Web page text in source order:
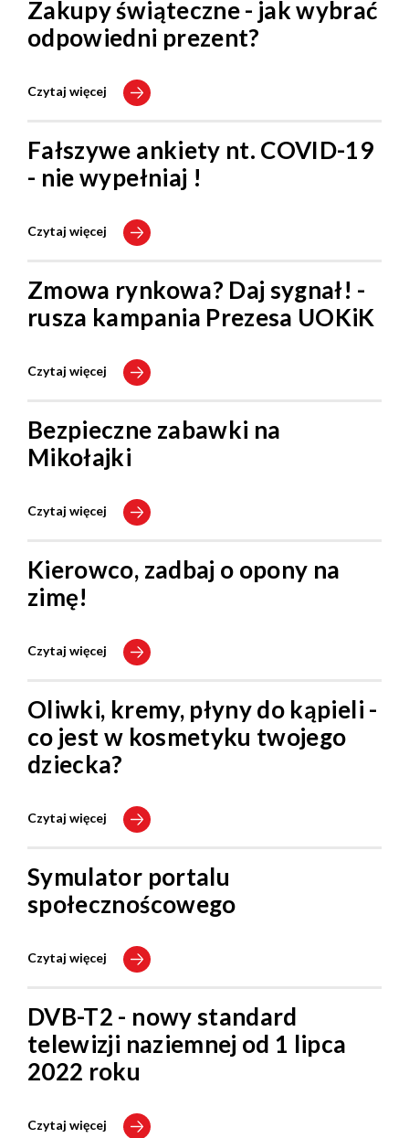
Zakupy świąteczne - jak wybrać
odpowiedni prezent?
Czytaj więcej
Fałszywe ankiety nt. COVID-19
- nie wypełniaj !
Czytaj więcej
Zmowa rynkowa? Daj sygnał! -
rusza kampania Prezesa UOKiK
Czytaj więcej
Bezpieczne zabawki na
Mikołajki
Czytaj więcej
Kierowco, zadbaj o opony na
zimę!
Czytaj więcej
Oliwki, kremy, płyny do kąpieli -
co jest w kosmetyku twojego
dziecka?
Czytaj więcej
Symulator portalu
społecznoścowego
Czytaj więcej
DVB-T2 - nowy standard
telewizji naziemnej od 1 lipca
2022 roku
Czytaj więcej